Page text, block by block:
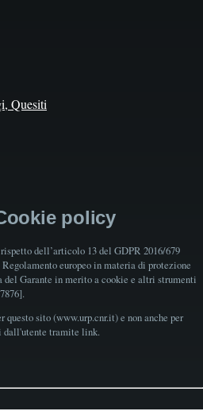
Quesiti
policy
dell’articolo 13 del GDPR 2016/679
europeo in materia di protezione
Garante in merito a cookie e altri strumenti
questo sito (www.urp.cnr.it) e non anche per
dall'utente tramite link.